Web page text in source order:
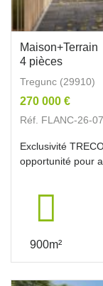
Maison+Terrain
4 pièces
Tregunc (29910)
270 000 €
Réf. FLANC-26-
Exclusivité
opportunité pour
900m²